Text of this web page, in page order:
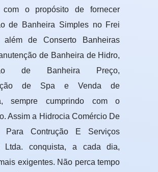
com o propósito de fornecer
de Banheira Simples no Frei
além de Conserto Banheiras
de Banheira de Hidro,
de Banheira Preço,
de Spa e Venda de
sempre cumprindo com o
Assim a Hidrocia Comércio De
Para Contrução E Serviços
Ltda. conquista, a cada dia,
exigentes. Não perca tempo